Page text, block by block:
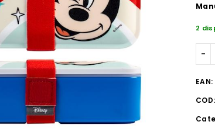
2
EAN:
COD: